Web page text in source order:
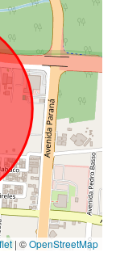
| ©OpenStreetMap